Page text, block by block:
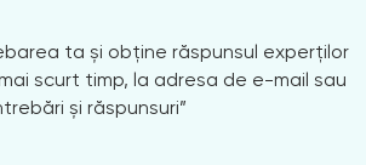
ta și obține răspunsul experților
scurt timp, la adresa de e-mail sau
și răspunsuri”